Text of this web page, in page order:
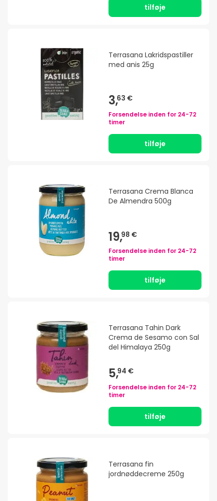
tilføje
Terrasana Lakridspastiller
med anis 25g
3,63 €
Forsendelse inden for 24-72
timer
tilføje
Terrasana Crema Blanca
De Almendra 500g
19,98 €
Forsendelse inden for 24-72
timer
tilføje
Terrasana Tahin Dark
Crema de Sesamo con Sal
del Himalaya 250g
5,94 €
Forsendelse inden for 24-72
timer
tilføje
Terrasana fin
jordnøddecreme 250g